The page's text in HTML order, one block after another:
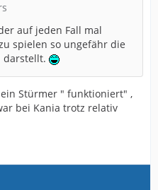
auf jeden Fall mal
spielen so ungefähr die
darstellt.
Stürmer " funktioniert" ,
bei Kania trotz relativ